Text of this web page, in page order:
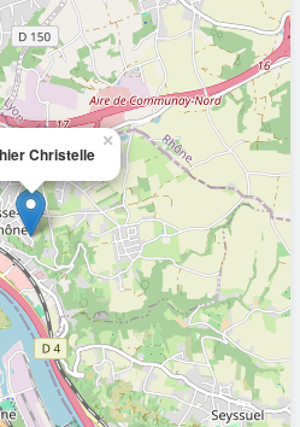
Christelle
×